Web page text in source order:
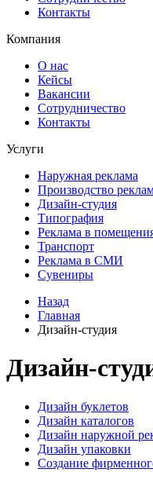
Контакты
Компания
О нас
Кейсы
Вакансии
Сотрудничество
Контакты
Услуги
Наружная реклама
Производство
Дизайн-студия
Типография
Реклама в
Транспорт
Реклама в СМИ
Сувениры
Назад
Главная
Дизайн-студия
Дизайн-
Дизайн буклетов
Дизайн каталогов
Дизайн наружной
Дизайн упаковки
Создание